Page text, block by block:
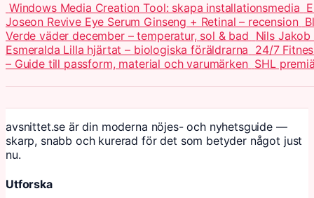
Windows Media Creation Tool: skapa installationsmedia
Joseon Revive Eye Serum Ginseng + Retinal – recension
Verde väder december – temperatur, sol & bad Nils
Esmeralda Lilla hjärtat – biologiska föräldrarna 24/7
– Guide till passform, material och varumärken SHL
avsnittet.se är din moderna nöjes- och nyhetsguide —
skarp, snabb och kurerad för det som betyder något just
nu.
Utforska